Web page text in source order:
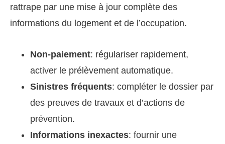
rattrape par une mise à jour complète des
informations du logement et de l’occupation.
Non-paiement: régulariser rapidement,
activer le prélèvement automatique.
Sinistres fréquents: compléter le dossier par
des preuves de travaux et d’actions de
prévention.
Informations inexactes: fournir une